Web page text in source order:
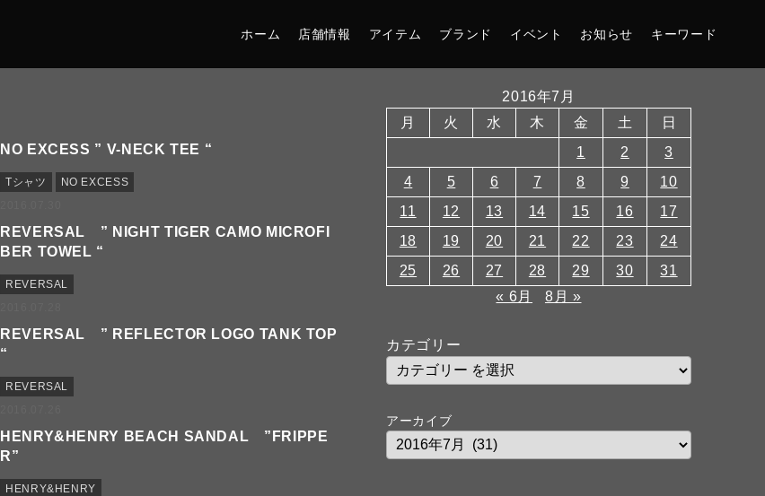
ホーム 店舗情報 アイテム ブランド イベント お知らせ キーワード
NO EXCESS ” V-NECK TEE “
Tシャツ
NO EXCESS
REVERSAL ” NIGHT TIGER CAMO MICROFI
BER TOWEL “
REVERSAL
REVERSAL ” REFLECTOR LOGO TANK TOP
“
REVERSAL
HENRY&HENRY BEACH SANDAL ”FRIPPE
R”
HENRY&HENRY
2016年7月
月
火 水 木 金 土
日
1
2
3
4
5 6 7 8 9
10
11
12 13 14 15 16
17
18
19 20 21 22 23
24
25
26 27 28 29 30
31
« 6月
8月 »
カテゴリー
アーカイブ